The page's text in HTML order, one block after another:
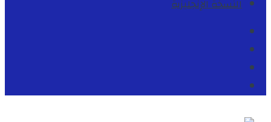
النسخة الإنجليزية